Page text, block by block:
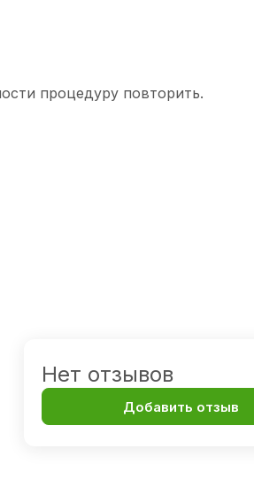
процедуру повторить.
Нет отзывов
Добавить отзыв